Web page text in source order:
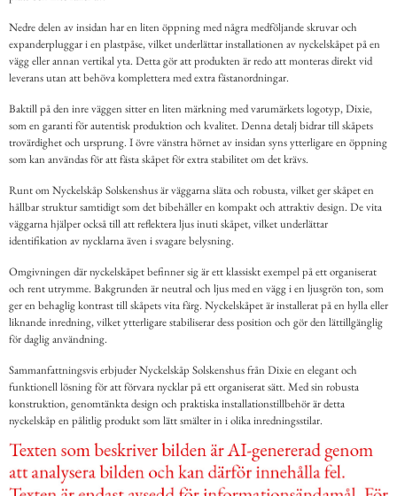
Nedre delen av insidan har en liten öppning med några medföljande skruvar och
expanderpluggar i en plastpåse, vilket underlättar installationen av nyckelskåpet på en
vägg eller annan vertikal yta. Detta gör att produkten är redo att monteras direkt vid
leverans utan att behöva komplettera med extra fästanordningar.
Baktill på den inre väggen sitter en liten märkning med varumärkets logotyp, Dixie,
som en garanti för autentisk produktion och kvalitet. Denna detalj bidrar till skåpets
trovärdighet och ursprung. I övre vänstra hörnet av insidan syns ytterligare en öppning
som kan användas för att fästa skåpet för extra stabilitet om det krävs.
Runt om Nyckelskåp Solskenshus är väggarna släta och robusta, vilket ger skåpet en
hållbar struktur samtidigt som det bibehåller en kompakt och attraktiv design. De vita
väggarna hjälper också till att reflektera ljus inuti skåpet, vilket underlättar
identifikation av nycklarna även i svagare belysning.
Omgivningen där nyckelskåpet befinner sig är ett klassiskt exempel på ett organiserat
och rent utrymme. Bakgrunden är neutral och ljus med en vägg i en ljusgrön ton, som
ger en behaglig kontrast till skåpets vita färg. Nyckelskåpet är installerat på en hylla eller
liknande inredning, vilket ytterligare stabiliserar dess position och gör den lättillgänglig
för daglig användning.
Sammanfattningsvis erbjuder Nyckelskåp Solskenshus från Dixie en elegant och
funktionell lösning för att förvara nycklar på ett organiserat sätt. Med sin robusta
konstruktion, genomtänkta design och praktiska installationstillbehör är detta
nyckelskåp en pålitlig produkt som lätt smälter in i olika inredningsstilar.